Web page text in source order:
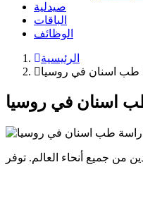
صيدلية
الباقات
الوظائف
الرئيسية
طب اسنان في روسيا
اسنان في روسيا
جميع أنحاء العالم. توفر